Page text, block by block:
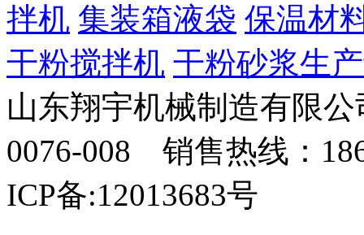
拌机 集装箱液袋 保温材
干粉搅拌机 干粉砂浆生
山东翔宇机械制造有限
0076-008 销售热线：
ICP备:12013683号